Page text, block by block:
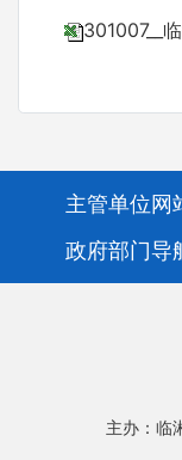
301007__
主管单位网
政府部门导
主办：临